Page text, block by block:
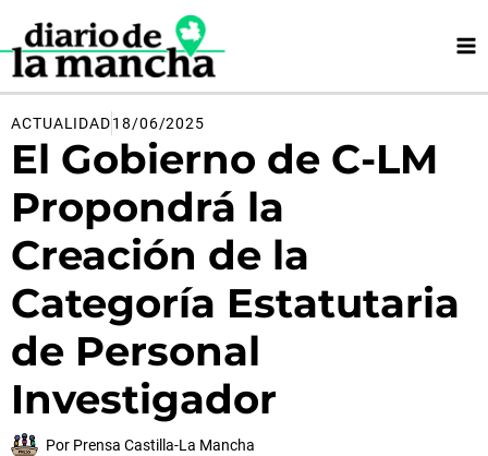
contenido
ACTUALIDAD18/06/2025
El Gobierno de C-LM
Propondrá la
Creación de la
Categoría Estatutaria
de Personal
Investigador
Por Prensa Castilla-La Mancha